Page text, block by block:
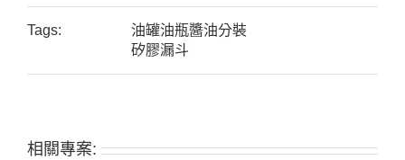
Tags:
油罐油瓶醬油分裝
矽膠漏斗
相關專案: